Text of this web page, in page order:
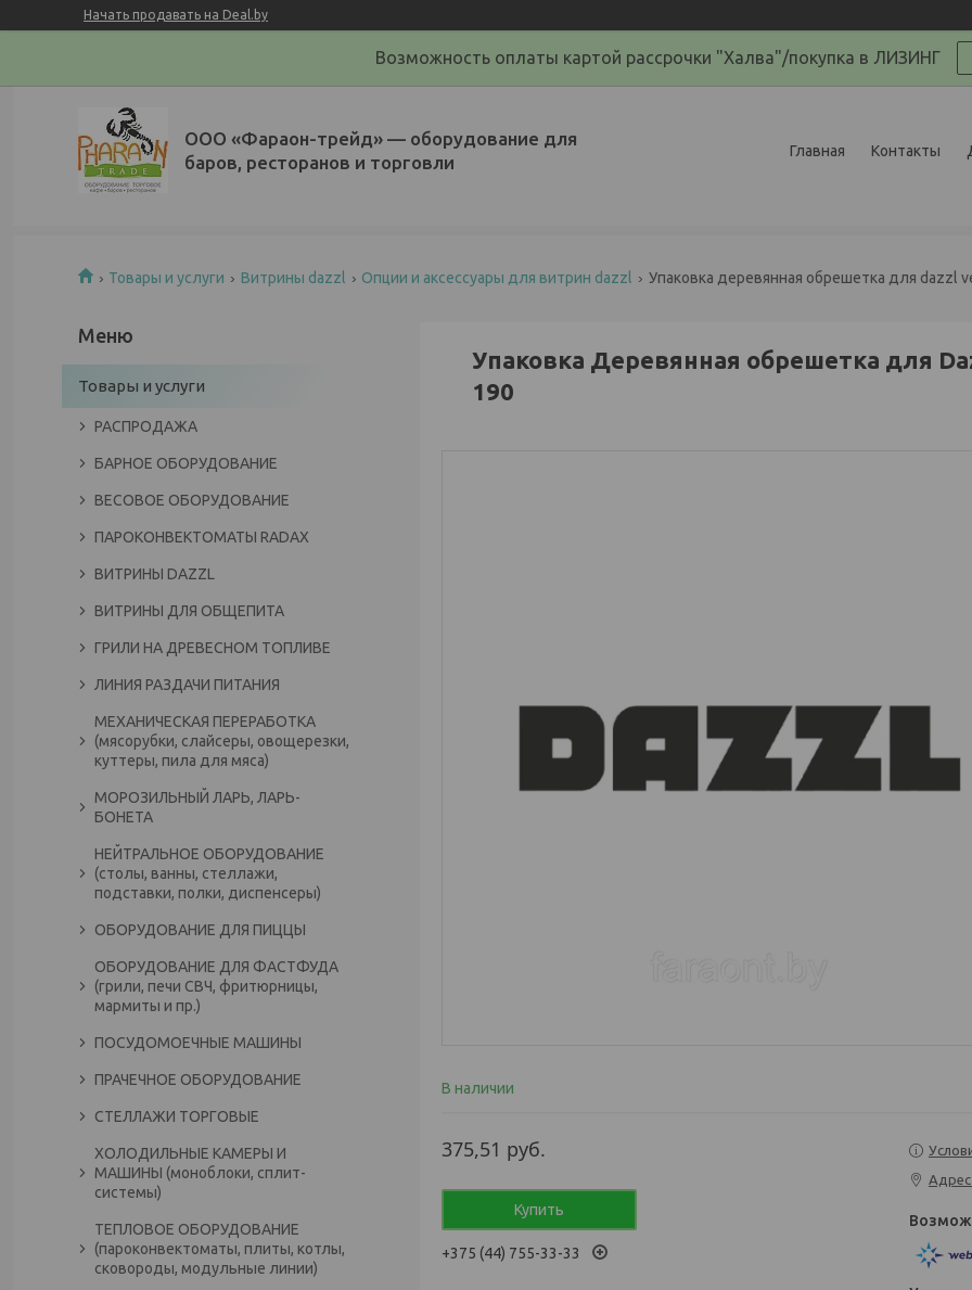
Начать продавать на Deal.by
Возможность оплаты картой рассрочки "Халва"/покупка в ЛИЗИНГ
ООО «Фараон-трейд»‎ — оборудование для
баров, ресторанов и торговли
Главная Контакты
Товары и услуги Витрины dazzl Опции и аксессуары для витрин dazzl Упаковка деревянная обрешетка для dazzl
Упаковка Деревянная обрешетка для
190
В наличии
375,51 руб.
Купить
+375 (44) 755-33-33
Товары и услуги
РАСПРОДАЖА
БАРНОЕ ОБОРУДОВАНИЕ
ВЕСОВОЕ ОБОРУДОВАНИЕ
ПАРОКОНВЕКТОМАТЫ RADAX
ВИТРИНЫ DAZZL
ВИТРИНЫ ДЛЯ ОБЩЕПИТА
ГРИЛИ НА ДРЕВЕСНОМ ТОПЛИВЕ
ЛИНИЯ РАЗДАЧИ ПИТАНИЯ
МЕХАНИЧЕСКАЯ ПЕРЕРАБОТКА
(мясорубки, слайсеры, овощерезки,
куттеры, пила для мяса)
МОРОЗИЛЬНЫЙ ЛАРЬ, ЛАРЬ-
БОНЕТА
НЕЙТРАЛЬНОЕ ОБОРУДОВАНИЕ
(столы, ванны, стеллажи,
подставки, полки, диспенсеры)
ОБОРУДОВАНИЕ ДЛЯ ПИЦЦЫ
ОБОРУДОВАНИЕ ДЛЯ ФАСТФУДА
(грили, печи СВЧ, фритюрницы,
мармиты и пр.)
ПОСУДОМОЕЧНЫЕ МАШИНЫ
ПРАЧЕЧНОЕ ОБОРУДОВАНИЕ
СТЕЛЛАЖИ ТОРГОВЫЕ
ХОЛОДИЛЬНЫЕ КАМЕРЫ И
МАШИНЫ (моноблоки, сплит-
системы)
ТЕПЛОВОЕ ОБОРУДОВАНИЕ
(пароконвектоматы, плиты, котлы,
сковороды, модульные линии)